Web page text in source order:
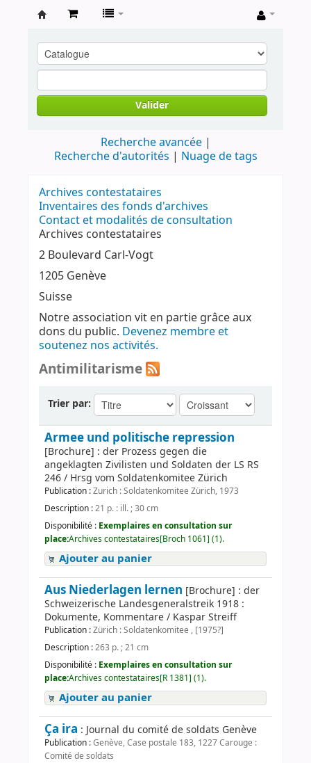
contestataires
Valider
Recherche avancée
Recherche d'autorités
Nuage de tags
Archives contestataires
Inventaires des fonds d'archives
Contact et modalités de consultation
Archives contestataires
2 Boulevard Carl-Vogt
1205 Genève
Suisse
Notre association vit en partie grâce aux
dons du public. Devenez membre et
soutenez nos activités.
Antimilitarisme
Trier par:
Armee und politische repression
[Brochure] : der Prozess gegen die
angeklagten Zivilisten und Soldaten der LS RS
246 / Hrsg vom Soldatenkomitee Zürich
Publication :Zurich : Soldatenkomitee Zürich, 1973
Description :21 p. : ill. ; 30 cm
Disponibilité : Exemplaires en consultation sur
place:Archives contestataires[Broch 1061] (1).
Ajouter au panier
Aus Niederlagen lernen [Brochure] : der
Schweizerische Landesgeneralstreik 1918 :
Dokumente, Kommentare / Kaspar Streiff
Publication :Zürich : Soldatenkomitee , [1975?]
Description :263 p. ; 21 cm
Disponibilité : Exemplaires en consultation sur
place:Archives contestataires[R 1381] (1).
Ajouter au panier
Ça ira : Journal du comité de soldats Genève
Publication :Genève, Case postale 183, 1227 Carouge :
Comité de soldats